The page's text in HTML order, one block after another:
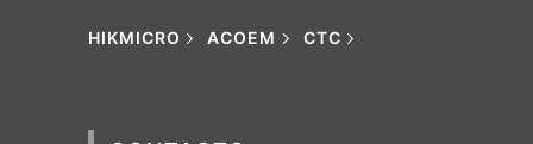
HIKMICRO ACOEM CTC